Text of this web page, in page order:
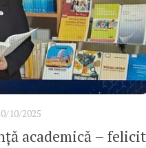
10/2025
academică –